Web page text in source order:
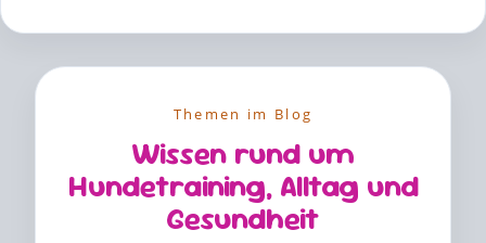
Themen im Blog
Wissen rund um
Hundetraining, Alltag und
Gesundheit